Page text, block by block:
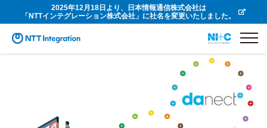
2025年12月18日より、日本情報通信株式会社は
「NTTインテグレーション株式会社」に社名を変更いたしました。